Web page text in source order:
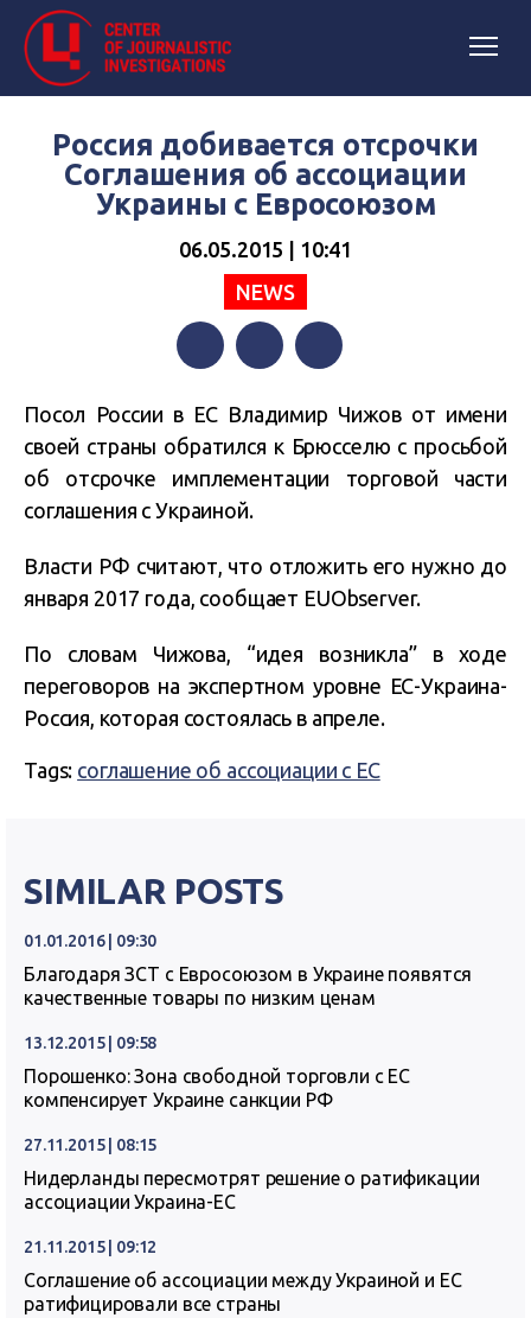
Россия добивается отсрочки
Соглашения об ассоциации
Украины с Евросоюзом
06.05.2015 | 10:41
NEWS
Посол России в ЕС Владимир Чижов от имени
своей страны обратился к Брюсселю с просьбой
об отсрочке имплементации торговой части
соглашения с Украиной.
Власти РФ считают, что отложить его нужно до
января 2017 года, сообщает EUObserver.
По словам Чижова, “идея возникла” в ходе
переговоров на экспертном уровне ЕС-Украина-
Россия, которая состоялась в апреле.
Tags: соглашение об ассоциации с ЕС
SIMILAR POSTS
01.01.2016 | 09:30
Благодаря ЗСТ с Евросоюзом в Украине появятся
качественные товары по низким ценам
13.12.2015 | 09:58
Порошенко: Зона свободной торговли с ЕС
компенсирует Украине санкции РФ
27.11.2015 | 08:15
Нидерланды пересмотрят решение о ратификации
ассоциации Украина-ЕС
21.11.2015 | 09:12
Соглашение об ассоциации между Украиной и ЕС
ратифицировали все страны